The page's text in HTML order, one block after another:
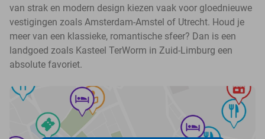
van strak en modern design kiezen vaak voor gloednieuwe
vestigingen zoals Amsterdam-Amstel of Utrecht. Houd je
meer van een klassieke, romantische sfeer? Dan is een
landgoed zoals Kasteel TerWorm in Zuid-Limburg een
absolute favoriet.